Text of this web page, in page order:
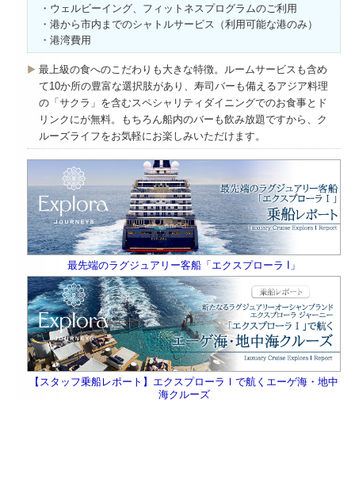
・ウェルビーイング、フィットネスプログラムのご利用
・港から市内までのシャトルサービス（利用可能な港のみ）
・港湾費用
最上級の食へのこだわりも大きな特徴。ルームサービスも含め
て10か所の豊富な選択肢があり、寿司バーも備えるアジア料理
の「サクラ」を含むスペシャリティダイニングでのお食事とド
リンクにが無料。もちろん船内のバーも飲み放題ですから、ク
ルーズライフをお気軽にお楽しみいただけます。
最先端のラグジュアリー客船「エクスプローラ I」
【スタッフ乗船レポート】エクスプローラⅠで航くエーゲ海・地中
海クルーズ